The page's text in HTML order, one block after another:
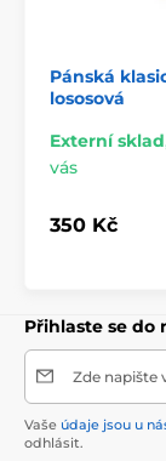
Pánská
lososová
Externí sklad
vás
350 Kč
Přihlaste se do
Zde napište
Vaše údaje jsou u
odhlásit.